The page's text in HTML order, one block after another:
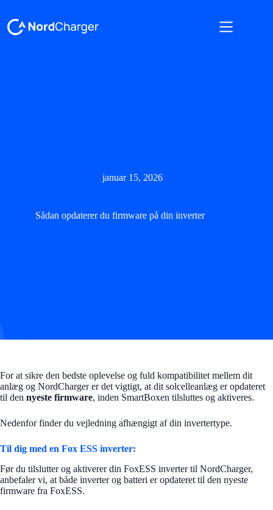
januar 15, 2026
Sådan opdaterer du firmware på din inverter
For at sikre den bedste oplevelse og fuld kompatibilitet mellem dit
anlæg og NordCharger er det vigtigt, at dit solcelleanlæg er opdateret
til den nyeste firmware, inden SmartBoxen tilsluttes og aktiveres.
Nedenfor finder du vejledning afhængigt af din invertertype.
Til dig med en Fox ESS inverter:
Før du tilslutter og aktiverer din FoxESS inverter til NordCharger,
anbefaler vi, at både inverter og batteri er opdateret til den nyeste
firmware fra FoxESS.